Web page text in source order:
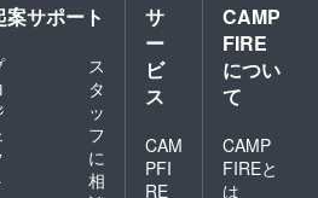
案サポート
ス
タ
ッ
フ
に
相
サ
ー
ビ
ス
CAM
PFI
RE
CAMP
FIRE
につい
て
CAMP
FIREと
は